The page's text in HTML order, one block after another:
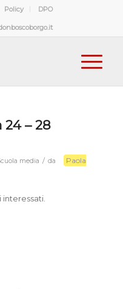
Policy DPO
24 – 28
media / da
Paola